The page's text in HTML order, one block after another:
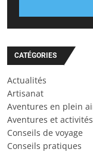
CATÉGORIES
Actualités
Artisanat
Aventures en plein
Aventures et activités
Conseils de voyage
Conseils pratiques